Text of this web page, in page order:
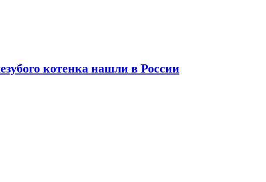
котенка нашли в России